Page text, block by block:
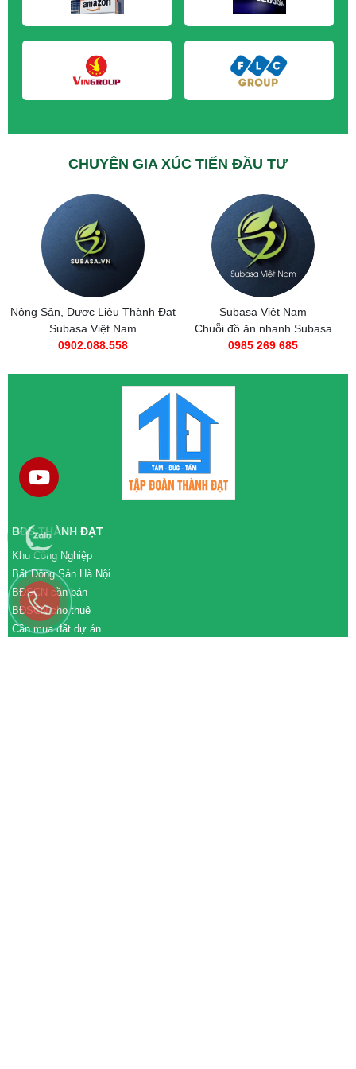
M&A CẦN MUA tại Quảng Ninh
CHUYÊN GIA XÚC TIẾN ĐẦU TƯ
Nông Sản, Dược Liệu Thành Đạt
Subasa Việt Nam
0902.088.558
Subasa Việt Nam
Chuỗi đồ ăn nhanh Subasa
0985 269 685
BĐS THÀNH ĐẠT
Khu Công Nghiệp
Bất Động Sản Hà Nội
BĐSCN cần bán
BĐSCN cho thuê
Cần mua đất dự án